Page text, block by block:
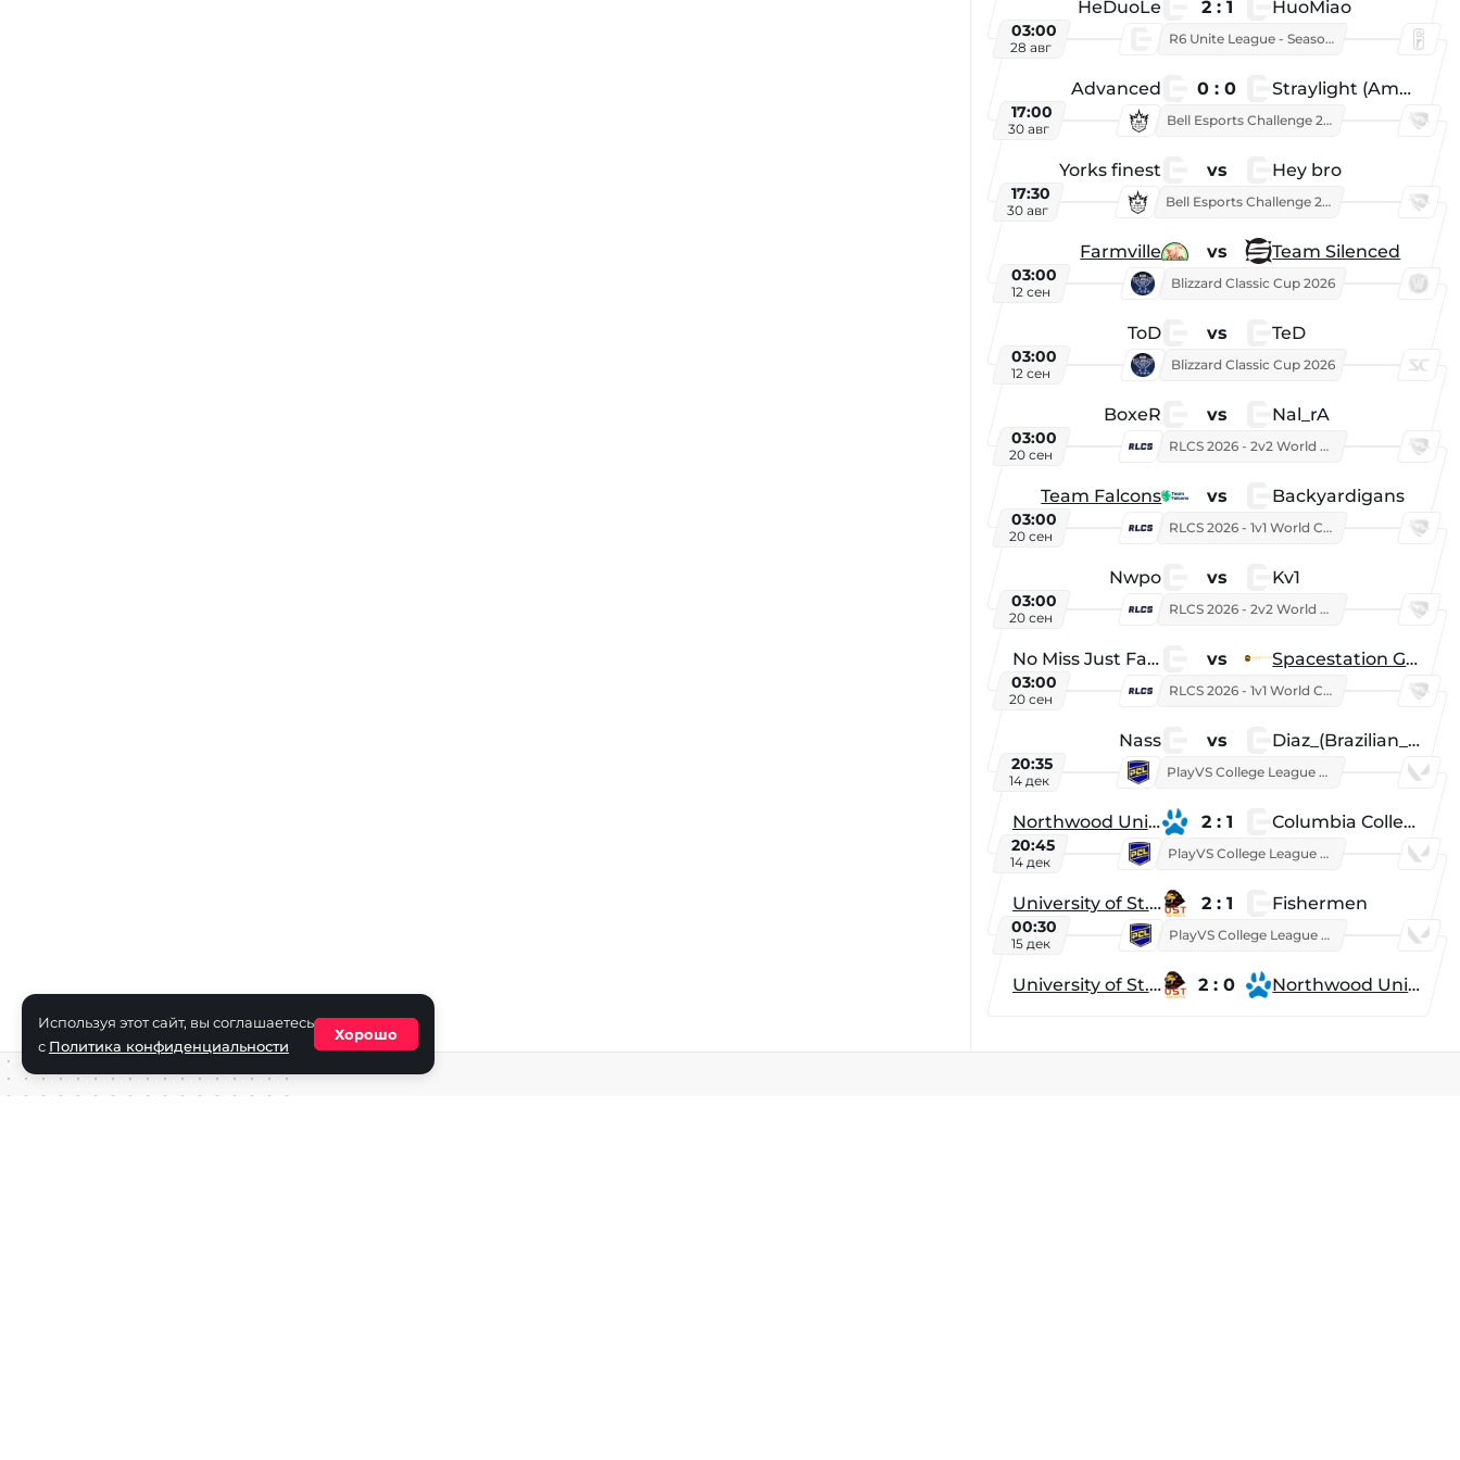
HeDuoLe 2 : 1 HuoMiao
03:00
28 авг
R6 Unite League - Season 1
Advanced 0 : 0 Straylight (American team)
17:00
30 авг
Bell Esports Challenge 2026
Yorks finest vs Hey bro
17:30
30 авг
Bell Esports Challenge 2026
Farmville vs Team Silenced
03:00
12 сен
Blizzard Classic Cup 2026
ToD vs TeD
03:00
12 сен
Blizzard Classic Cup 2026
BoxeR vs Nal_rA
03:00
20 сен
RLCS 2026 - 2v2 World Championship
Team Falcons vs Backyardigans
03:00
20 сен
RLCS 2026 - 1v1 World Championship
Nwpo vs Kv1
03:00
20 сен
RLCS 2026 - 2v2 World Championship
No Miss Just Fake vs Spacestation Gaming
03:00
20 сен
RLCS 2026 - 1v1 World Championship
Nass vs Diaz_(Brazilian_Player)
20:35
14 дек
PlayVS College League 2025: Fall
Northwood University 2 : 1 Columbia College
20:45
14 дек
PlayVS College League 2025: Fall
University of St. Thomas 2 : 1 Fishermen
00:30
15 дек
PlayVS College League 2025: Fall
University of St. Thomas 2 : 0 Northwood University
Используя этот сайт, вы соглашаетесь
с Политика конфиденциальности
Хорошо